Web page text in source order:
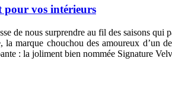
pour vos intérieurs
de nous surprendre au fil des saisons
la marque chouchou des amoureux d’un
: la joliment bien nommée Signature